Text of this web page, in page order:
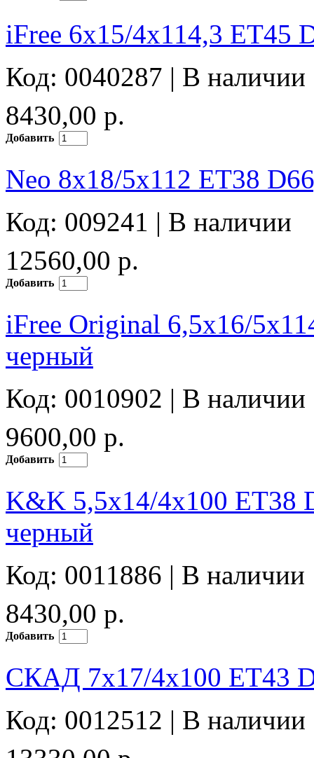
iFree 6x15/4x114,3 ET45
Код: 0040287 | В наличии
8430,00 р.
Добавить
Neo 8x18/5x112 ET38
Код: 009241 | В наличии
12560,00 р.
Добавить
iFree Original 6,5x16/
черный
Код: 0010902 | В наличии
9600,00 р.
Добавить
K&K 5,5x14/4x100 ET38
черный
Код: 0011886 | В наличии
8430,00 р.
Добавить
СКАД 7x17/4x100 ET43
Код: 0012512 | В наличии